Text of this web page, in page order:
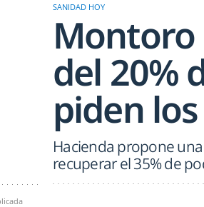
SANIDAD HOY
Montoro
del 20%
piden
Hacienda propone una
recuperar el 35% de